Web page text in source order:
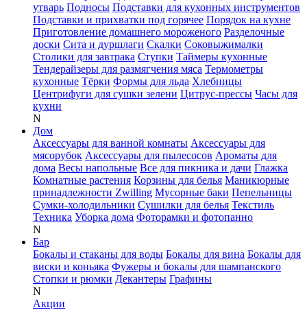
утварь Подносы Подставки для кухонных инструментов
Подставки и прихватки под горячее Порядок на кухне
Приготовление домашнего мороженого Разделочные
доски Сита и дуршлаги Скалки Соковыжималки
Столики для завтрака Ступки Таймеры кухонные
Тендерайзеры для размягчения мяса Термометры
кухонные Тёрки Формы для льда Хлебницы
Центрифуги для сушки зелени Цитрус-прессы Часы для
кухни
N
Дом
Аксессуары для ванной комнаты Аксессуары для
мясорубок Аксессуары для пылесосов Ароматы для
дома Весы напольные Все для пикника и дачи Глажка
Комнатные растения Корзины для белья Маникюрные
принадлежности Zwilling Мусорные баки Пепельницы
Сумки-холодильники Сушилки для белья Текстиль
Техника Уборка дома Фоторамки и фотопанно
N
Бар
Бокалы и стаканы для воды Бокалы для вина Бокалы для
виски и коньяка Фужеры и бокалы для шампанского
Стопки и рюмки Декантеры Графины
N
Акции